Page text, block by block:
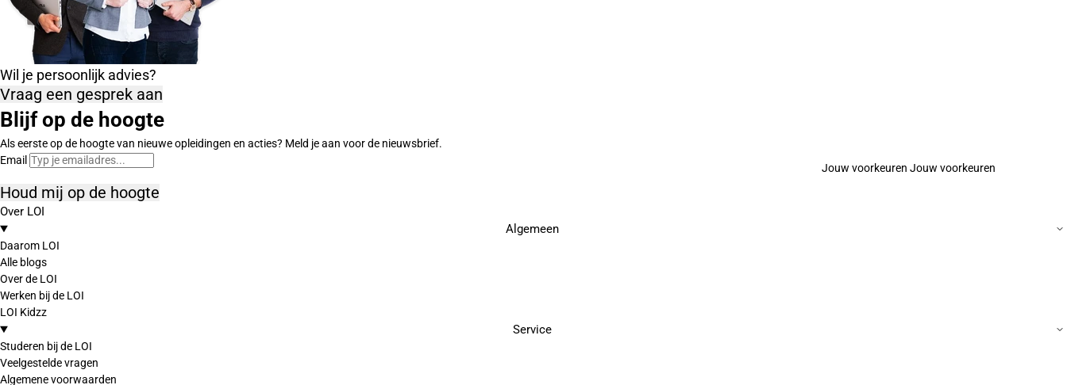
Wil je persoonlijk advies?
Vraag een gesprek aan
Blijf op de hoogte
Als eerste op de hoogte van nieuwe opleidingen en acties? Meld je aan voor de nieuwsbrief.
Email
Jouw voorkeuren
Houd mij op de hoogte
Over LOI
Algemeen
Daarom LOI
Alle blogs
Over de LOI
Werken bij de LOI
LOI Kidzz
Service
Studeren bij de LOI
Veelgestelde vragen
Algemene voorwaarden